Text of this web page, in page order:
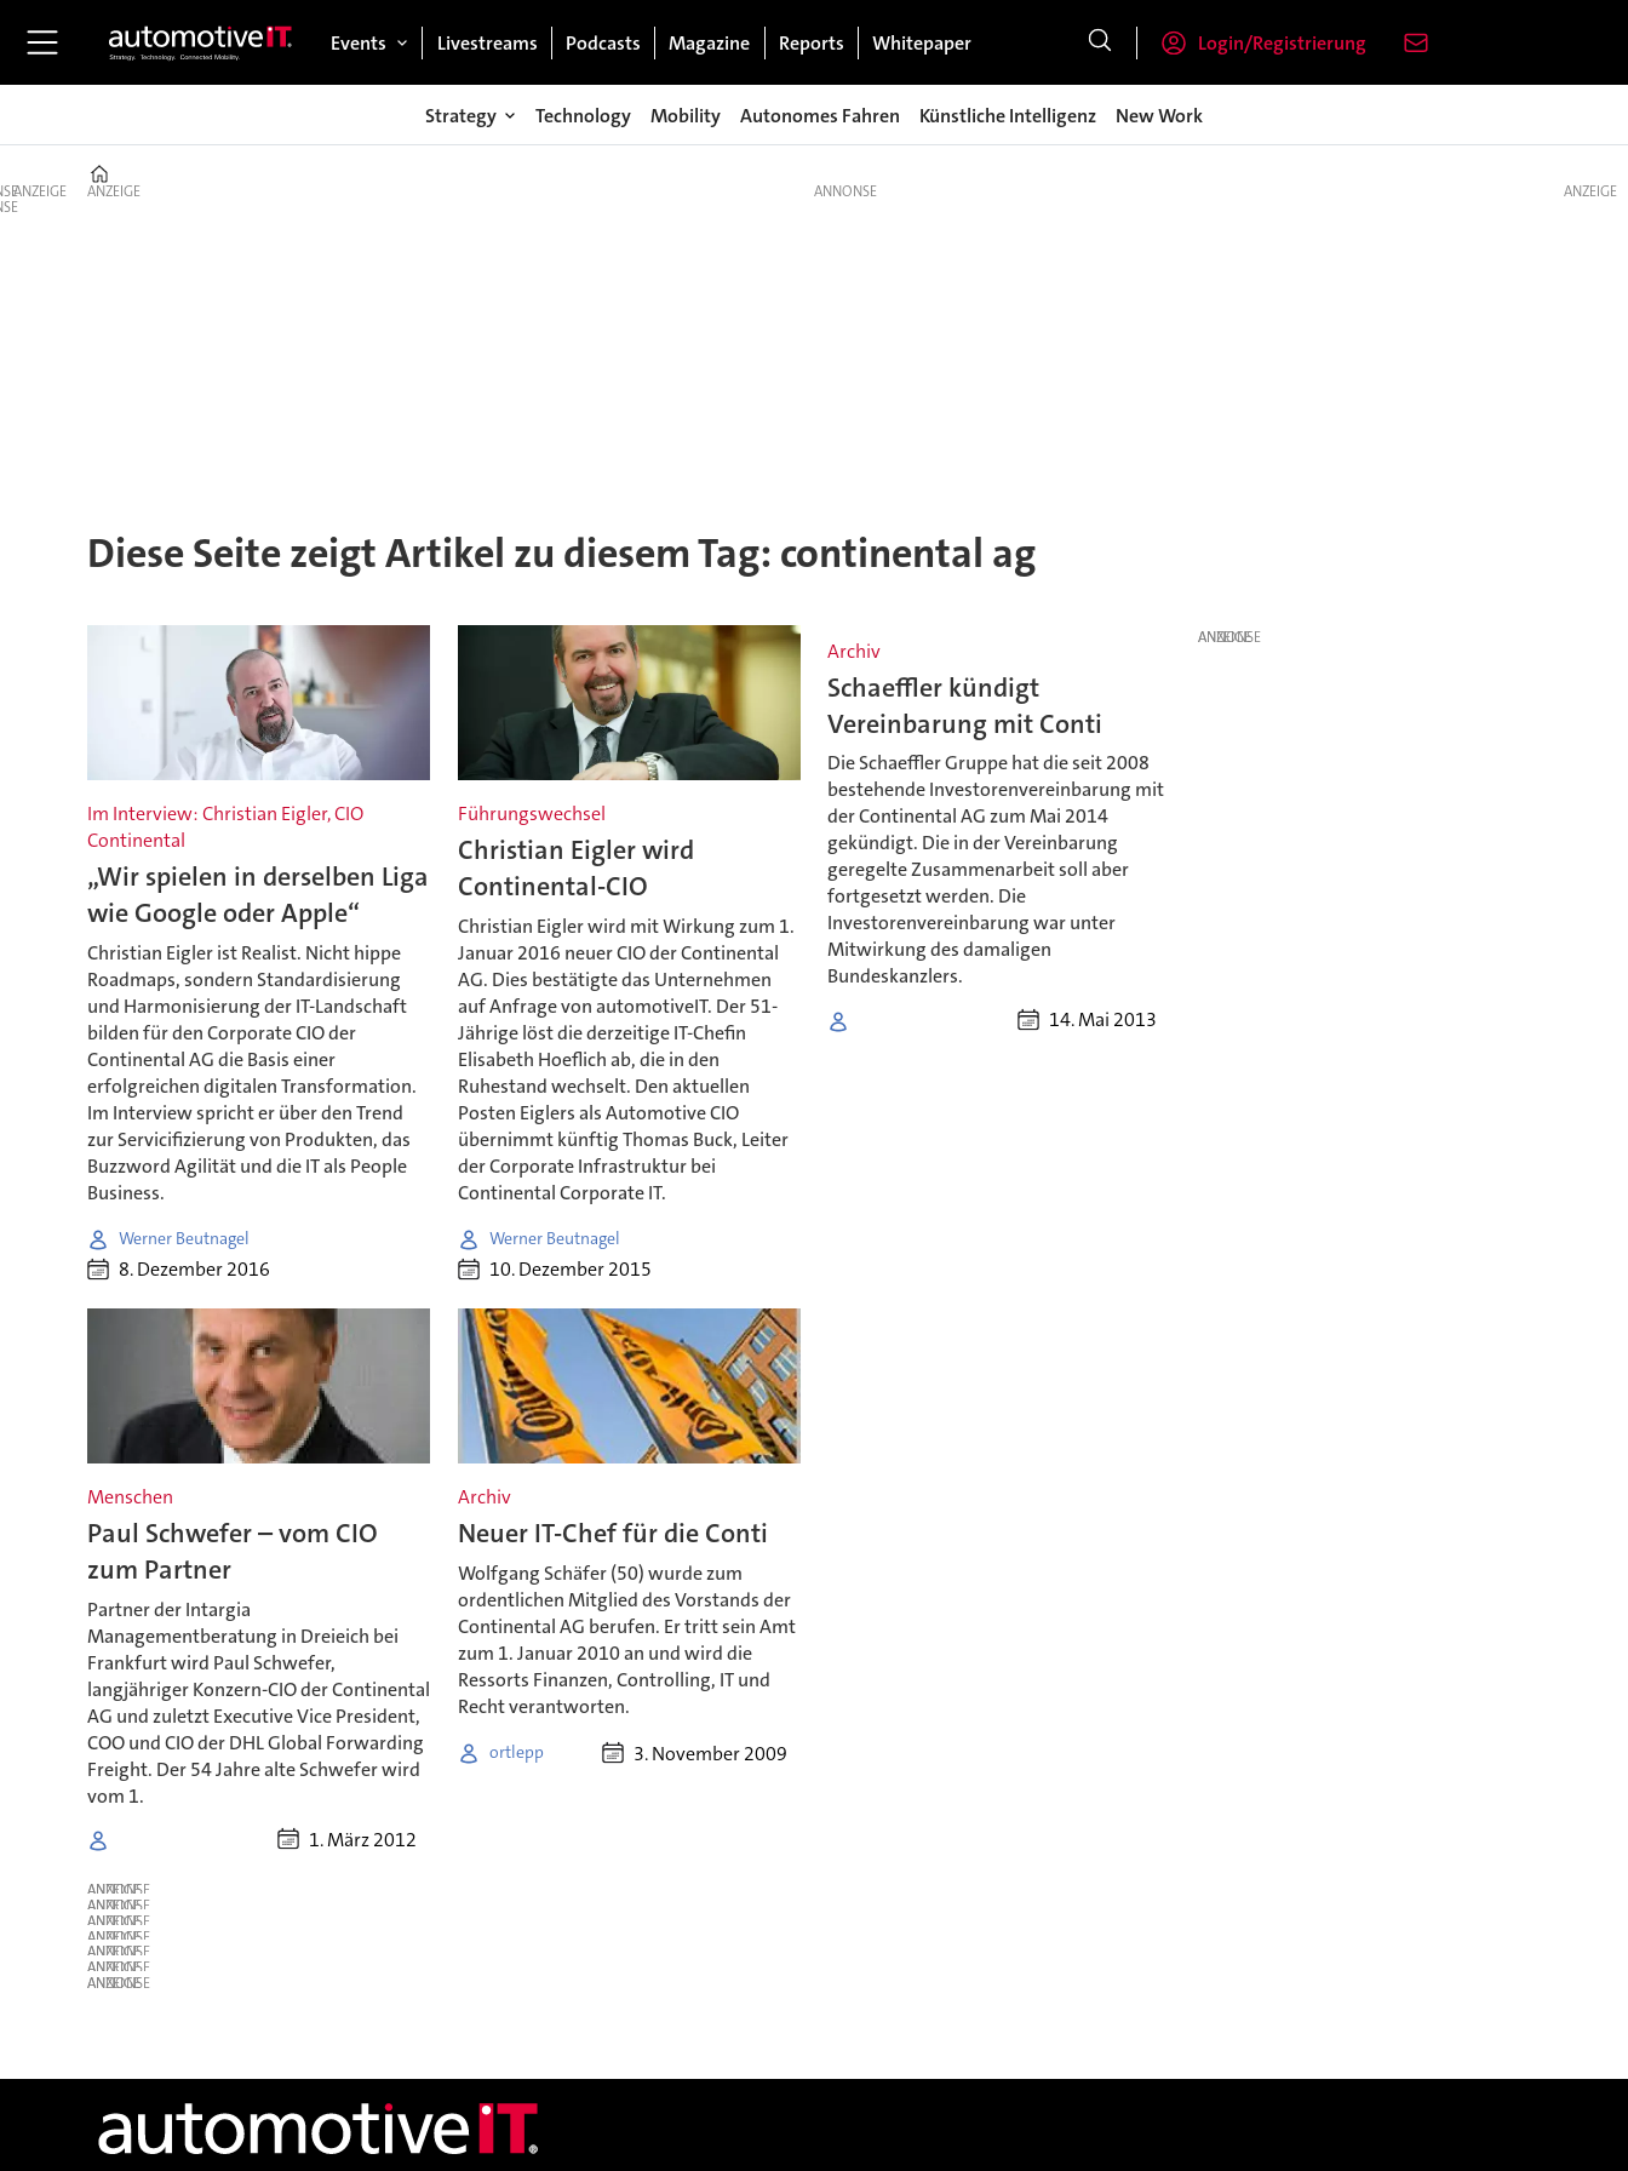
Events Livestreams Podcasts Magazine Reports Whitepaper Login/Registrierung
Strategy Technology Mobility Autonomes Fahren Künstliche Intelligenz New Work
ANZEIGE ANZEIGE
Diese Seite zeigt Artikel zu diesem Tag: continental ag
Im Interview: Christian Eigler, CIO
Continental
„Wir spielen in derselben Liga
wie Google oder Apple“
Christian Eigler ist Realist. Nicht hippe
Roadmaps, sondern Standardisierung
und Harmonisierung der IT-Landschaft
bilden für den Corporate CIO der
Continental AG die Basis einer
erfolgreichen digitalen Transformation.
Im Interview spricht er über den Trend
zur Servicifizierung von Produkten, das
Buzzword Agilität und die IT als People
Business.
Werner Beutnagel
8. Dezember 2016
Führungswechsel
Christian Eigler wird
Continental-CIO
Christian Eigler wird mit Wirkung zum 1.
Januar 2016 neuer CIO der Continental
AG. Dies bestätigte das Unternehmen
auf Anfrage von automotiveIT. Der 51-
Jährige löst die derzeitige IT-Chefin
Elisabeth Hoeflich ab, die in den
Ruhestand wechselt. Den aktuellen
Posten Eiglers als Automotive CIO
übernimmt künftig Thomas Buck, Leiter
der Corporate Infrastruktur bei
Continental Corporate IT.
Werner Beutnagel
10. Dezember 2015
Archiv
Schaeffler kündigt
Vereinbarung mit Conti
Die Schaeffler Gruppe hat die seit 2008
bestehende Investorenvereinbarung mit
der Continental AG zum Mai 2014
gekündigt. Die in der Vereinbarung
geregelte Zusammenarbeit soll aber
fortgesetzt werden. Die
Investorenvereinbarung war unter
Mitwirkung des damaligen
Bundeskanzlers.
14. Mai 2013
ANZEIGE
Menschen
Paul Schwefer – vom CIO
zum Partner
Partner der Intargia
Managementberatung in Dreieich bei
Frankfurt wird Paul Schwefer,
langjähriger Konzern-CIO der Continental
AG und zuletzt Executive Vice President,
COO und CIO der DHL Global Forwarding
Freight. Der 54 Jahre alte Schwefer wird
vom 1.
1. März 2012
Archiv
Neuer IT-Chef für die Conti
Wolfgang Schäfer (50) wurde zum
ordentlichen Mitglied des Vorstands der
Continental AG berufen. Er tritt sein Amt
zum 1. Januar 2010 an und wird die
Ressorts Finanzen, Controlling, IT und
Recht verantworten.
ortlepp 3. November 2009
ANZEIGE
ANZEIGE
ANZEIGE
ANZEIGE
ANZEIGE
ANZEIGE
ANZEIGE
ANZEIGE